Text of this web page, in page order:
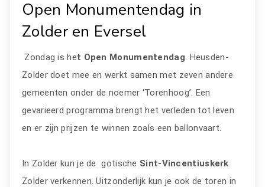
Open Monumentendag in
Zolder en Eversel
Zondag is het Open Monumentendag . Heusden-
Zolder doet mee en werkt samen met zeven andere
gemeenten onder de noemer ‘Torenhoog’. Een
gevarieerd programma brengt het verleden tot leven
en er zijn prijzen te winnen zoals een ballonvaart.
In Zolder kun je de gotische Sint-Vincentiuskerk
Zolder verkennen. Uitzonderlijk kun je ook de toren in